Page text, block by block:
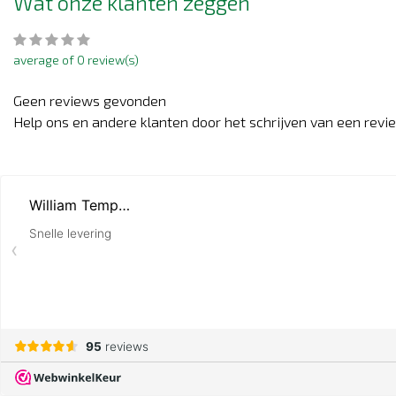
average of 0 review(s)
Geen reviews gevonden
Help ons en andere klanten door het schrijven van een